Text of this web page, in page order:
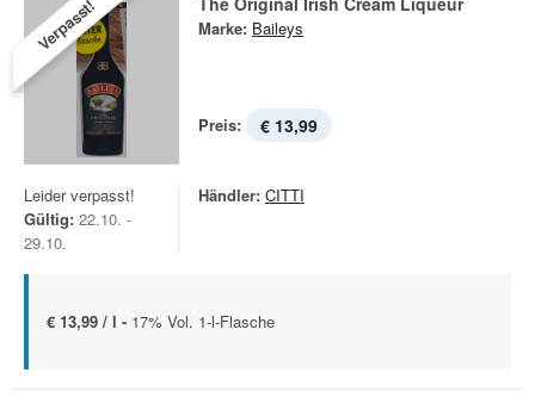
Verpasst! Marke: Baileys
Preis: € 13,99
Leider verpasst!
Gültig: 22.10. -
29.10.
Händler: CITTI
€ 13,99 / l - 17% Vol. 1-l-Flasche